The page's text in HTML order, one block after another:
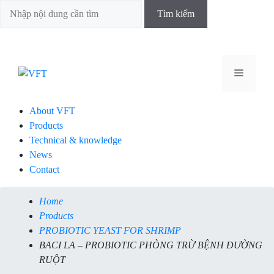
Menu
About VFT
Products
Technical & knowledge
News
Contact
Home
Products
PROBIOTIC YEAST FOR SHRIMP
BACI LA – PROBIOTIC PHÒNG TRỪ BỆNH ĐƯỜNG
RUỘT